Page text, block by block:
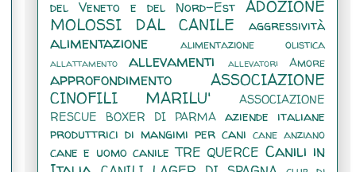
del Veneto e del Nord-Est ADOZIONE
MOLOSSI DAL CANILE
aggressività
alimentazione alimentazione olistica
allattamento allevamenti allevatori Amore
approfondimento
ASSOCIAZIONE
CINOFILI MARILU'
ASSOCIAZIONE
RESCUE BOXER DI PARMA aziende italiane
produttrici di mangimi per cani cane anziano
cane e uomo canile TRE QUERCE Canili in